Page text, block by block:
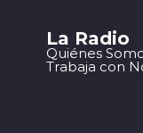
La Radio
Quiénes
Trabaja con